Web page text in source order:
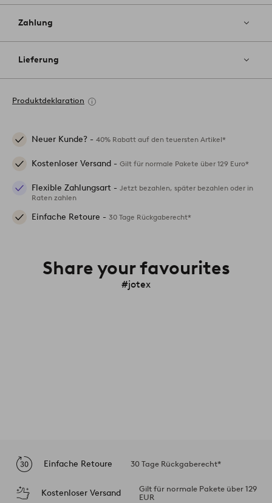
Zahlung
Lieferung
Produktdeklaration
Neuer Kunde? - 40% Rabatt auf den teuersten Artikel*
Kostenloser Versand - Gilt für normale Pakete über 129 Euro*
Flexible Zahlungsart - Jetzt bezahlen, später bezahlen oder in
Raten zahlen
Einfache Retoure - 30 Tage Rückgaberecht*
Share your favourites
#jotex
Einfache Retoure 30 Tage Rückgaberecht*
Kostenloser Versand
Gilt für normale Pakete über 129
EUR